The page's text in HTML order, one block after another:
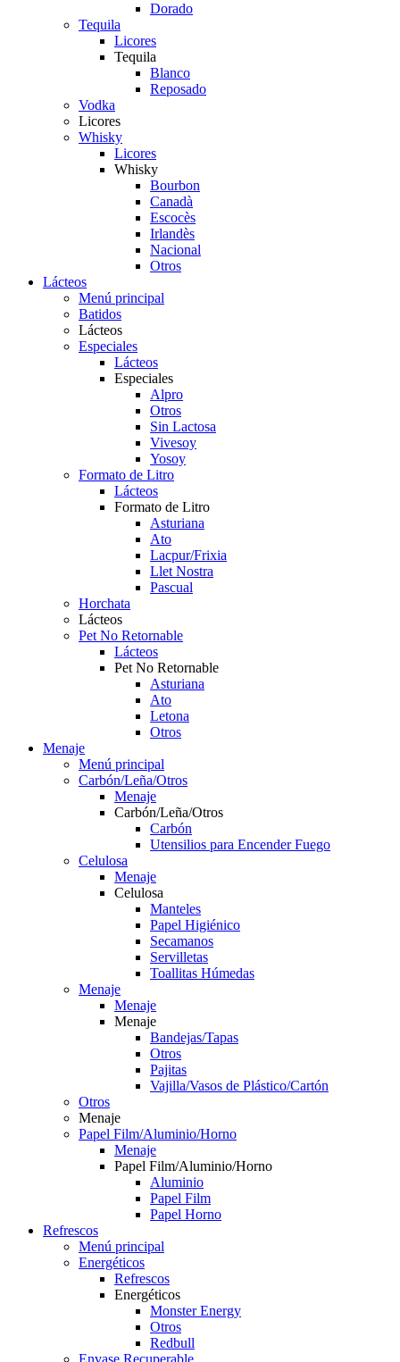
Dorado
Tequila
Licores
Tequila
Blanco
Reposado
Vodka
Licores
Whisky
Licores
Whisky
Bourbon
Canadà
Escocès
Irlandès
Nacional
Otros
Lácteos
Menú principal
Batidos
Lácteos
Especiales
Lácteos
Especiales
Alpro
Otros
Sin Lactosa
Vivesoy
Yosoy
Formato de Litro
Lácteos
Formato de Litro
Asturiana
Ato
Lacpur/Frixia
Llet Nostra
Pascual
Horchata
Lácteos
Pet No Retornable
Lácteos
Pet No Retornable
Asturiana
Ato
Letona
Otros
Menaje
Menú principal
Carbón/Leña/Otros
Menaje
Carbón/Leña/Otros
Carbón
Utensilios para Encender Fuego
Celulosa
Menaje
Celulosa
Manteles
Papel Higiénico
Secamanos
Servilletas
Toallitas Húmedas
Menaje
Menaje
Menaje
Bandejas/Tapas
Otros
Pajitas
Vajilla/Vasos de Plástico/Cartón
Otros
Menaje
Papel Film/Aluminio/Horno
Menaje
Papel Film/Aluminio/Horno
Aluminio
Papel Film
Papel Horno
Refrescos
Menú principal
Energéticos
Refrescos
Energéticos
Monster Energy
Otros
Redbull
Envase Recuperable